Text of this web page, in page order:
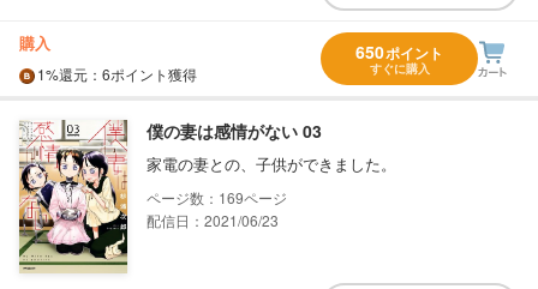
購入
1%還元 ：6ポイント獲得
650ポイント
すぐに購入
僕の妻は感情がない 03
家電の妻との、子供ができました。
169
配信日：2021/06/23